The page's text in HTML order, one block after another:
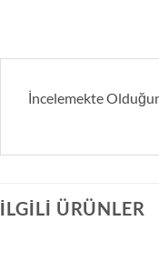
İncelemekte
İLGILI ÜRÜNLER